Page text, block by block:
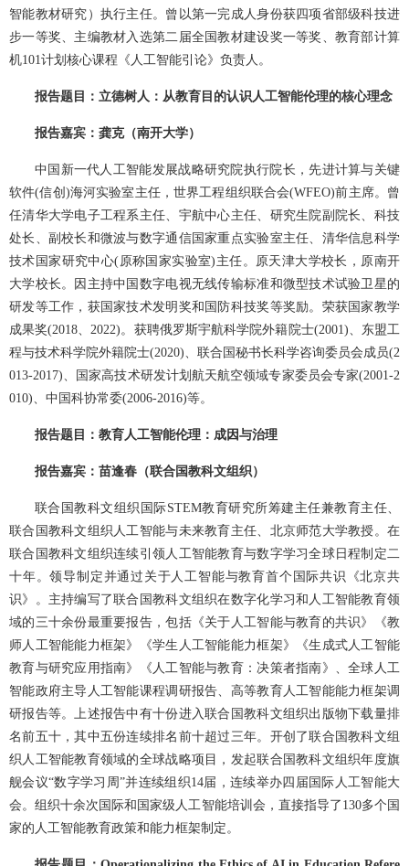
智能教材研究）执行主任。曾以第一完成人身份获四项省部级科技进
步一等奖、主编教材入选第二届全国教材建设奖一等奖、教育部计算
机101计划核心课程《人工智能引论》负责人。
报告题目：立德树人：从教育目的认识人工智能伦理的核心理念
报告嘉宾：龚克（南开大学）
中国新一代人工智能发展战略研究院执行院长，先进计算与关键
软件(信创)海河实验室主任，世界工程组织联合会(WFEO)前主席。曾
任清华大学电子工程系主任、宇航中心主任、研究生院副院长、科技
处长、副校长和微波与数字通信国家重点实验室主任、清华信息科学
技术国家研究中心(原称国家实验室)主任。原天津大学校长，原南开
大学校长。因主持中国数字电视无线传输标准和微型技术试验卫星的
研发等工作，获国家技术发明奖和国防科技奖等奖励。荣获国家教学
成果奖(2018、2022)。获聘俄罗斯宇航科学院外籍院士(2001)、东盟工
程与技术科学院外籍院士(2020)、联合国秘书长科学咨询委员会成员(2
013-2017)、国家高技术研发计划航天航空领域专家委员会专家(2001-2
010)、中国科协常委(2006-2016)等。
报告题目：教育人工智能伦理：成因与治理
报告嘉宾：苗逢春（联合国教科文组织）
联合国教科文组织国际STEM教育研究所筹建主任兼教育主任、
联合国教科文组织人工智能与未来教育主任、北京师范大学教授。在
联合国教科文组织连续引领人工智能教育与数字学习全球日程制定二
十年。领导制定并通过关于人工智能与教育首个国际共识《北京共
识》。主持编写了联合国教科文组织在数字化学习和人工智能教育领
域的三十余份最重要报告，包括《关于人工智能与教育的共识》《教
师人工智能能力框架》《学生人工智能能力框架》《生成式人工智能
教育与研究应用指南》《人工智能与教育：决策者指南》、全球人工
智能政府主导人工智能课程调研报告、高等教育人工智能能力框架调
研报告等。上述报告中有十份进入联合国教科文组织出版物下载量排
名前五十，其中五份连续排名前十超过三年。开创了联合国教科文组
织人工智能教育领域的全球战略项目，发起联合国教科文组织年度旗
舰会议“数字学习周”并连续组织14届，连续举办四届国际人工智能大
会。组织十余次国际和国家级人工智能培训会，直接指导了130多个国
家的人工智能教育政策和能力框架制定。